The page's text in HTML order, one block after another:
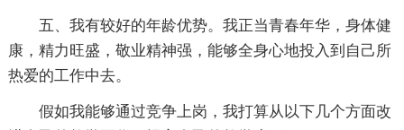
五、我有较好的年龄优势。我正当青春年华，身体健
康，精力旺盛，敬业精神强，能够全身心地投入到自己所
热爱的工作中去。
假如我能够通过竞争上岗，我打算从以下几个方面改